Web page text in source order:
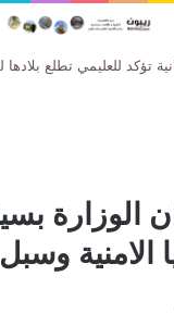
الوزارة
الامنية